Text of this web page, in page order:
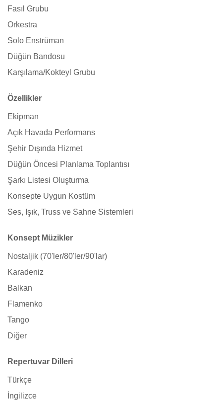
Fasıl Grubu
Orkestra
Solo Enstrüman
Düğün Bandosu
Karşılama/Kokteyl Grubu
Özellikler
Ekipman
Açık Havada Performans
Şehir Dışında Hizmet
Düğün Öncesi Planlama Toplantısı
Şarkı Listesi Oluşturma
Konsepte Uygun Kostüm
Ses, Işık, Truss ve Sahne Sistemleri
Konsept Müzikler
Nostaljik (70'ler/80'ler/90'lar)
Karadeniz
Balkan
Flamenko
Tango
Diğer
Repertuvar Dilleri
Türkçe
İngilizce